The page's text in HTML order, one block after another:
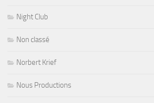
Night Club
Non classé
Norbert Krief
Nous Productions